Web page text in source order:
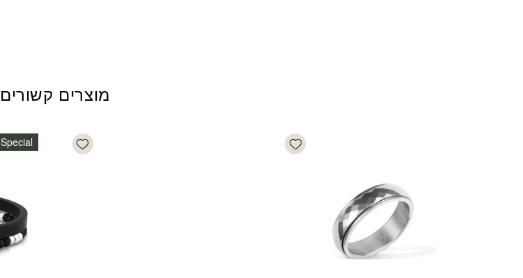
מוצרים קשורים
Add wishlist
Add wishlist
Special